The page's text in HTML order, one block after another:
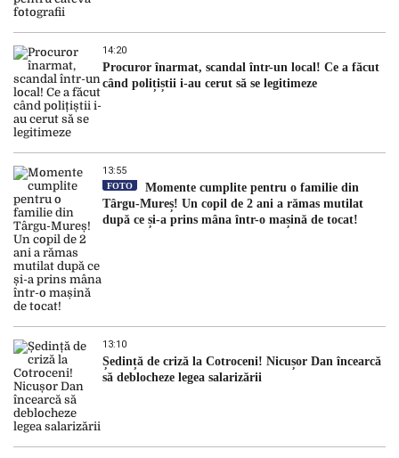
14:20
Procuror înarmat, scandal într-un local! Ce a făcut
când polițiștii i-au cerut să se legitimeze
13:55
FOTO
Momente cumplite pentru o familie din
Târgu-Mureș! Un copil de 2 ani a rămas mutilat
după ce și-a prins mâna într-o mașină de tocat!
13:10
Ședință de criză la Cotroceni! Nicușor Dan încearcă
să deblocheze legea salarizării